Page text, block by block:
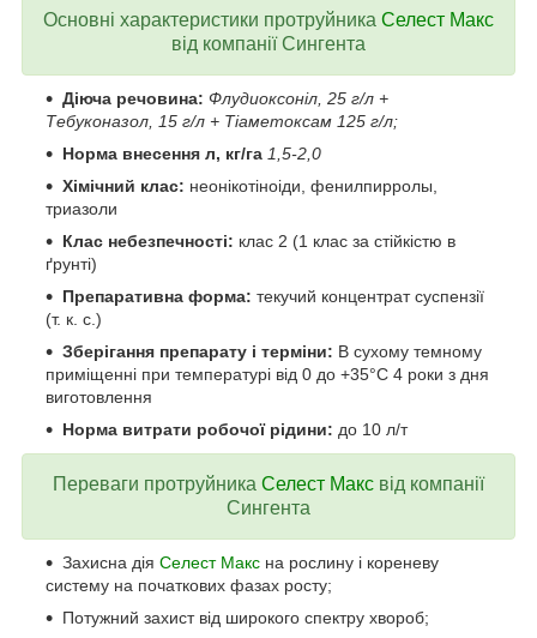
Основні характеристики протруйника Селест Макс
від компанії Сингента
Діюча речовина: Флудиоксоніл, 25 г/л +
Тебуконазол, 15 г/л + Тіаметоксам 125 г/л;
Норма внесення л, кг/га 1,5-2,0
Хімічний клас: неонікотіноіди, фенилпирролы,
триазоли
Клас небезпечності: клас 2 (1 клас за стійкістю в
ґрунті)
Препаративна форма: текучий концентрат суспензії
(т. к. с.)
Зберігання препарату і терміни: В сухому темному
приміщенні при температурі від 0 до +35°С 4 роки з дня
виготовлення
Норма витрати робочої рідини: до 10 л/т
Переваги протруйника Селест Макс від компанії
Сингента
Захисна дія Селест Макс на рослину і кореневу
систему на початкових фазах росту;
Потужний захист від широкого спектру хвороб;